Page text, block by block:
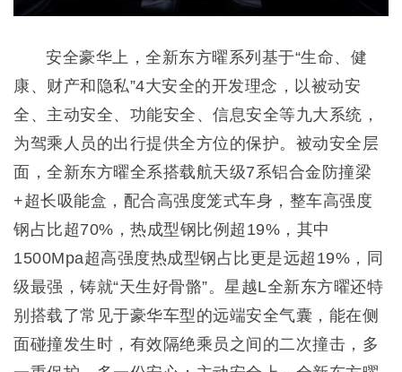
安全豪华上，全新东方曜系列基于“生命、健
康、财产和隐私”4大安全的开发理念，以被动安
全、主动安全、功能安全、信息安全等九大系统，
为驾乘人员的出行提供全方位的保护。被动安全层
面，全新东方曜全系搭载航天级7系铝合金防撞梁
+超长吸能盒，配合高强度笼式车身，整车高强度
钢占比超70%，热成型钢比例超19%，其中
1500Mpa超高强度热成型钢占比更是远超19%，同
级最强，铸就“天生好骨骼”。星越L全新东方曜还特
别搭载了常见于豪华车型的远端安全气囊，能在侧
面碰撞发生时，有效隔绝乘员之间的二次撞击，多